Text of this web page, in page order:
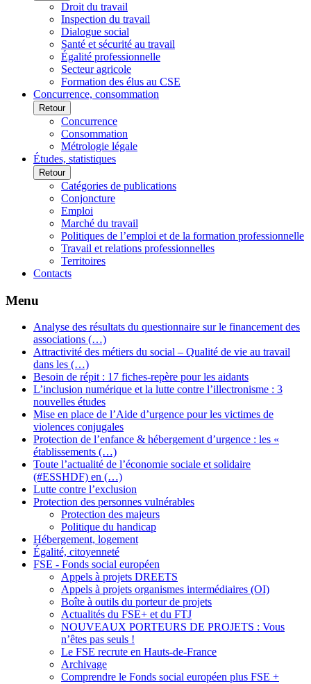
Droit du travail
Inspection du travail
Dialogue social
Santé et sécurité au travail
Égalité professionnelle
Secteur agricole
Formation des élus au CSE
Concurrence, consommation
Retour
Concurrence
Consommation
Métrologie légale
Études, statistiques
Retour
Catégories de publications
Conjoncture
Emploi
Marché du travail
Politiques de l’emploi et de la formation professionnelle
Travail et relations professionnelles
Territoires
Contacts
Menu
Analyse des résultats du questionnaire sur le financement des
associations (…)
Attractivité des métiers du social – Qualité de vie au travail
dans les (…)
Besoin de répit : 17 fiches-repère pour les aidants
L’inclusion numérique et la lutte contre l’illectronisme : 3
nouvelles études
Mise en place de l’Aide d’urgence pour les victimes de
violences conjugales
Protection de l’enfance & hébergement d’urgence : les «
établissements (…)
Toute l’actualité de l’économie sociale et solidaire
(#ESSHDF) en (…)
Lutte contre l’exclusion
Protection des personnes vulnérables
Protection des majeurs
Politique du handicap
Hébergement, logement
Égalité, citoyenneté
FSE - Fonds social européen
Appels à projets DREETS
Appels à projets organismes intermédiaires (OI)
Boîte à outils du porteur de projets
Actualités du FSE+ et du FTJ
NOUVEAUX PORTEURS DE PROJETS : Vous
n’êtes pas seuls !
Le FSE recrute en Hauts-de-France
Archivage
Comprendre le Fonds social européen plus FSE +